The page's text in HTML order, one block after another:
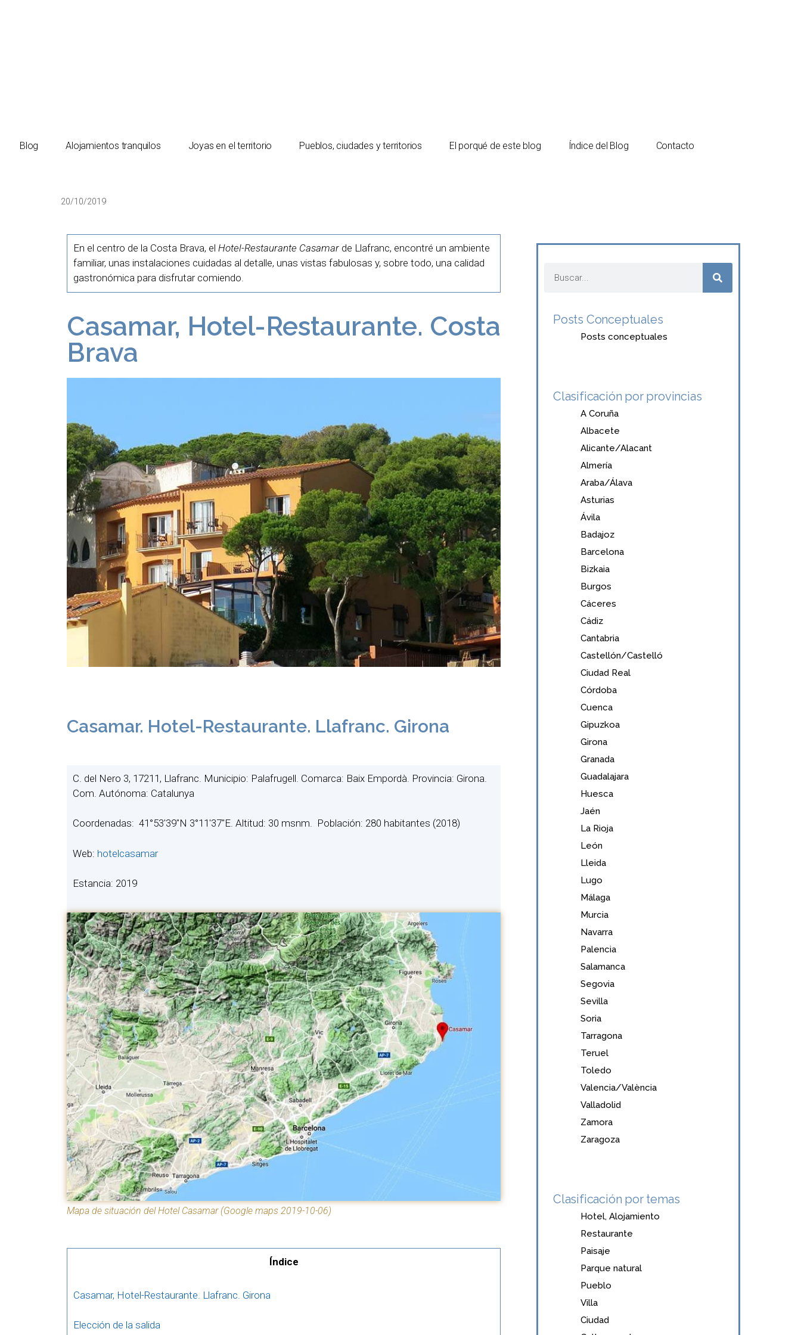
Blog Alojamientos tranquilos Joyas en el territorio Pueblos, ciudades y territorios El porqué de este blog Índice del Blog Contacto
20/10/2019
En el centro de la Costa Brava, el Hotel-Restaurante Casamar de Llafranc, encontré un ambiente
familiar, unas instalaciones cuidadas al detalle, unas vistas fabulosas y, sobre todo, una calidad
gastronómica para disfrutar comiendo.
Casamar, Hotel-Restaurante. Costa
Brava
Casamar. Hotel-Restaurante. Llafranc. Girona
C. del Nero 3, 17211, Llafranc. Municipio: Palafrugell. Comarca: Baix Empordà. Provincia: Girona.
Com. Autónoma: Catalunya
Coordenadas: 41°53′39″N 3°11′37″E. Altitud: 30 msnm. Población: 280 habitantes (2018)
Web: hotelcasamar
Estancia: 2019
Mapa de situación del Hotel Casamar (Google maps 2019-10-06)
Índice
Casamar, Hotel-Restaurante. Llafranc. Girona
Elección de la salida
Posts Conceptuales
Posts conceptuales
Clasificación por provincias
A Coruña
Albacete
Alicante/Alacant
Almería
Araba/Álava
Asturias
Ávila
Badajoz
Barcelona
Bizkaia
Burgos
Cáceres
Cádiz
Cantabria
Castellón/Castelló
Ciudad Real
Córdoba
Cuenca
Gipuzkoa
Girona
Granada
Guadalajara
Huesca
Jaén
La Rioja
León
Lleida
Lugo
Málaga
Murcia
Navarra
Palencia
Salamanca
Segovia
Sevilla
Soria
Tarragona
Teruel
Toledo
Valencia/València
Valladolid
Zamora
Zaragoza
Clasificación por temas
Hotel, Alojamiento
Restaurante
Paisaje
Parque natural
Pueblo
Villa
Ciudad